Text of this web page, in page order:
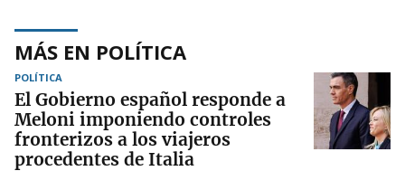
MÁS EN POLÍTICA
POLÍTICA
El Gobierno español responde a
Meloni imponiendo controles
fronterizos a los viajeros
procedentes de Italia